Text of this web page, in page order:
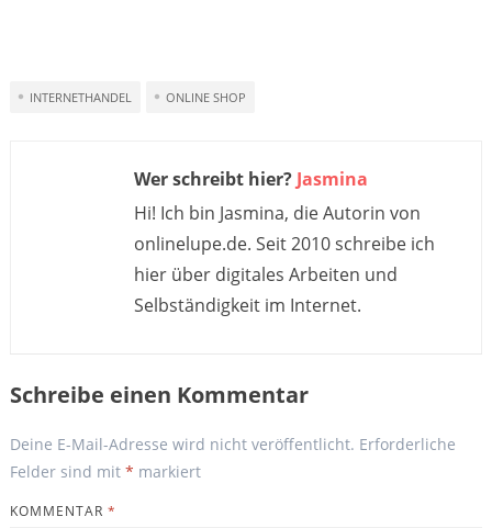
INTERNETHANDEL ONLINE SHOP
Wer schreibt hier? Jasmina
Hi! Ich bin Jasmina, die Autorin von
onlinelupe.de. Seit 2010 schreibe ich
hier über digitales Arbeiten und
Selbständigkeit im Internet.
Schreibe einen Kommentar
Deine E-Mail-Adresse wird nicht veröffentlicht. Erforderliche
Felder sind mit * markiert
KOMMENTAR *